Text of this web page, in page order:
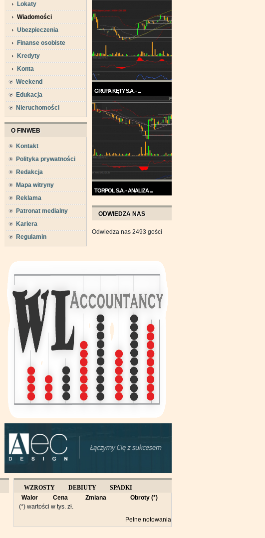
Lokaty
Wiadomości
Ubezpieczenia
Finanse osobiste
Kredyty
Konta
Weekend
Edukacja
Nieruchomości
O FINWEB
Kontakt
Polityka prywatności
Redakcja
Mapa witryny
Reklama
Patronat medialny
Kariera
Regulamin
każdym razie w ...
GRUPA KĘTY S.A. - ...
Trend na wykresie Grupy Kęty
jest wzrostowy. ...
TORPOL S.A. - ANALIZA ...
września wykres Torpolu ...
ODWIEDZA NAS
Odwiedza nas 2493 gości
WZROSTY DEBIUTY
SPADKI
OBROTY
Walor Cena Zmiana
Obroty (*)
(*) wartości w tys. zł.
Pełne notowania